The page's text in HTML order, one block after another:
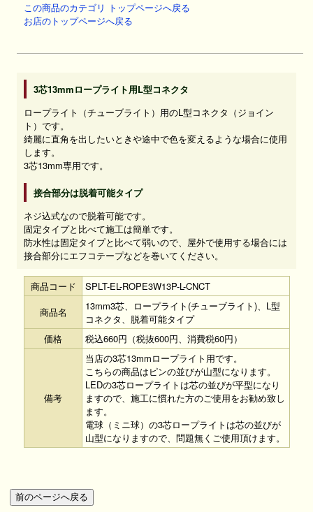
この商品のカテゴリ トップページへ戻る
お店のトップページへ戻る
3芯13mmロープライト用L型コネクタ
ロープライト（チューブライト）用のL型コネクタ（ジョイン
ト）です。
綺麗に直角を出したいときや途中で色を変えるような場合に使用
します。
3芯13mm専用です。
接合部分は脱着可能タイプ
ネジ込式なので脱着可能です。
固定タイプと比べて施工は簡単です。
防水性は固定タイプと比べて弱いので、屋外で使用する場合には
接合部分にエフコテープなどを巻いてください。
商品コード
SPLT-EL-ROPE3W13P-L-CNCT
商品名
13mm3芯、ロープライト(チューブライト)、L型
コネクタ、脱着可能タイプ
価格
税込660円（税抜600円、消費税60円）
備考
当店の3芯13mmロープライト用です。
こちらの商品はピンの並びが山型になります。
LEDの3芯ロープライトは芯の並びが平型になり
ますので、施工に慣れた方のご使用をお勧め致し
ます。
電球（ミニ球）の3芯ロープライトは芯の並びが
山型になりますので、問題無くご使用頂けます。